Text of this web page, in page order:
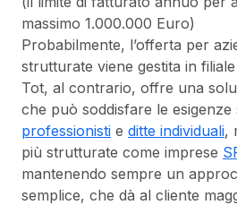
massimo 1.000.000 Euro)
Probabilmente, l’offerta per
strutturate viene gestita in
Tot, al contrario, offre una
che può soddisfare le esigenze
professionisti e ditte individuali,
più strutturate come imprese
mantenendo sempre un
semplice, che dà al cliente